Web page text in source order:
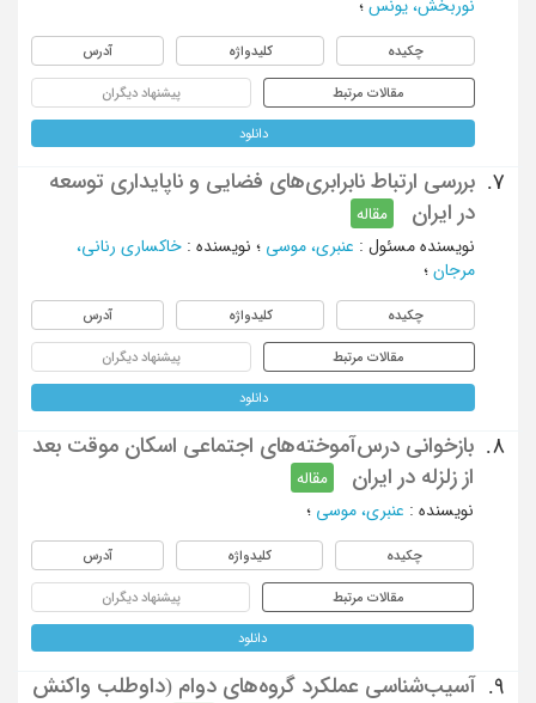
نوربخش، یونس ؛
چکیده کلیدواژه آدرس
مقالات مرتبط پیشنهاد دیگران
دانلود
7.
بررسی ارتباط نابرابری‌های فضایی و ناپایداری توسعه
در ایران
مقاله
نویسنده مسئول : عنبری، موسی ؛ نویسنده : خاکساری رنانی،
مرجان ؛
چکیده کلیدواژه آدرس
مقالات مرتبط پیشنهاد دیگران
دانلود
8.
بازخوانی درس‌آموخته‌های اجتماعی اسکان موقت بعد
از زلزله در ایران
مقاله
نویسنده : عنبری، موسی ؛
چکیده کلیدواژه آدرس
مقالات مرتبط پیشنهاد دیگران
دانلود
9.
‫آسیب‌شناسی عملکرد گروه‌های دوام (داوطلب واکنش